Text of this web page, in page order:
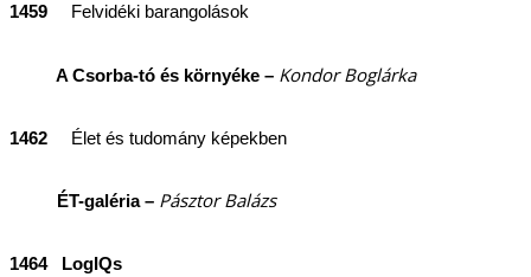
1459 Felvidéki barangolások
A Csorba-tó és környéke – Kondor Boglárka
1462 Élet és tudomány képekben
ÉT-galéria – Pásztor Balázs
1464 LogIQs